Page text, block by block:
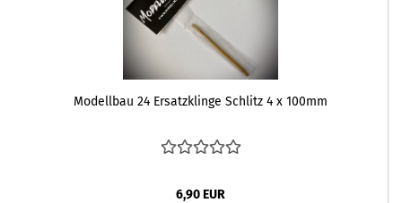
Modellbau 24 Ersatzklinge Schlitz 4 x 100mm
6,90 EUR